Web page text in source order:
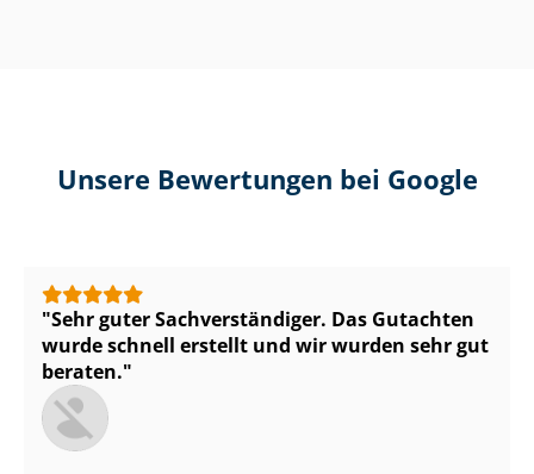
Unsere Bewertungen bei Google
Sehr guter Sach­ver­stän­di­ger. Das Gutachten
wurde schnell erstellt und wir wurden sehr gut
beraten.